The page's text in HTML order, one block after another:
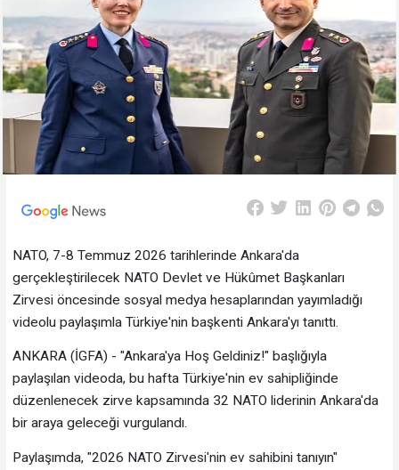
NATO, 7-8 Temmuz 2026 tarihlerinde Ankara'da
gerçekleştirilecek NATO Devlet ve Hükûmet Başkanları
Zirvesi öncesinde sosyal medya hesaplarından yayımladığı
videolu paylaşımla Türkiye'nin başkenti Ankara'yı tanıttı.
ANKARA (İGFA) - "Ankara'ya Hoş Geldiniz!" başlığıyla
paylaşılan videoda, bu hafta Türkiye'nin ev sahipliğinde
düzenlenecek zirve kapsamında 32 NATO liderinin Ankara'da
bir araya geleceği vurgulandı.
Paylaşımda, "2026 NATO Zirvesi'nin ev sahibini tanıyın"